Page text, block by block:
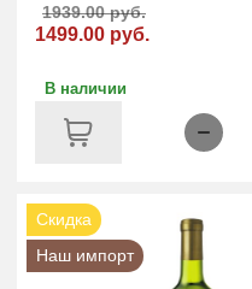
1499.00 руб.
1939.00 руб.
В наличии
Скидка
Наш импорт